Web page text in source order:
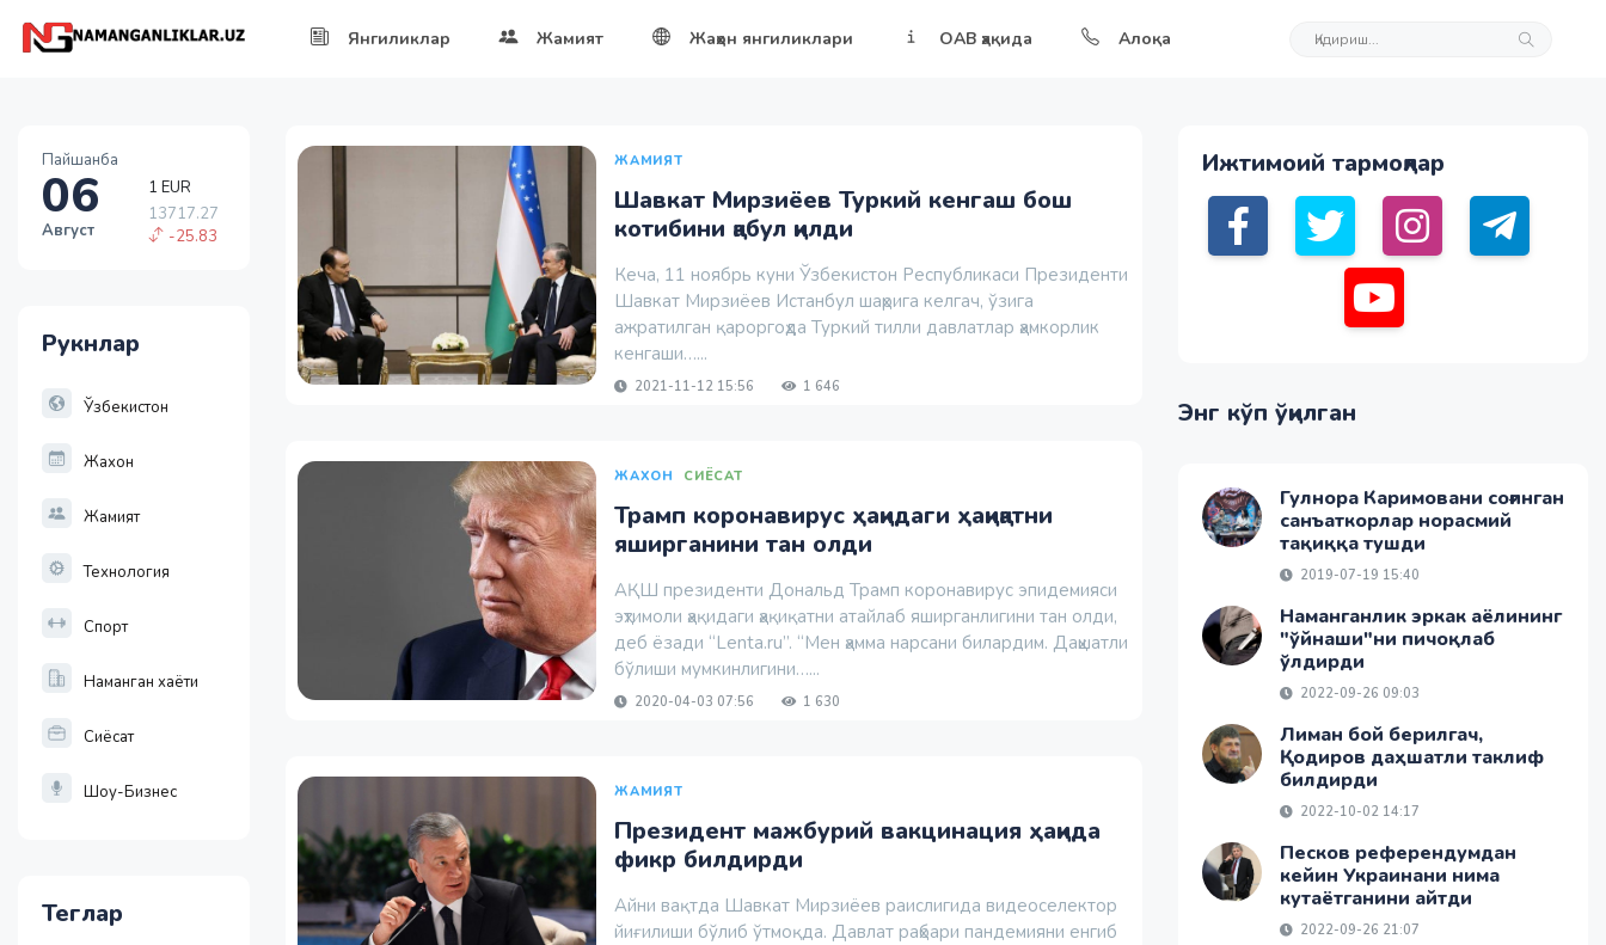
Янгиликлар Жамият Жаҳон янгиликлари ОАВ ҳақида Алоқа
Пайшанба
06
Август
13717.27
-25.83
1 RUB
13717.27
Рукнлар
Ўзбекистон
Жахон
Жамият
Технология
Спорт
Наманган хаёти
Сиёсат
Шоу-Бизнес
Теглар
ЖАМИЯТ
Шавкат Мирзиёев Туркий кенгаш бош
котибини қабул қилди
Кеча, 11 ноябрь куни Ўзбекистон Республикаси Президенти
Шавкат Мирзиёев Истанбул шаҳрига келгач, ўзига
ажратилган қароргоҳда Туркий тилли давлатлар ҳамкорлик
кенгаши…...
2021-11-12 15:56 1 646
ЖАХОН СИЁСАТ
Трамп коронавирус ҳақидаги ҳақиқатни
яширганини тан олди
АҚШ президенти Дональд Трамп коронавирус эпидемияси
эҳтимоли ҳақидаги ҳақиқатни атайлаб яширганлигини тан олди,
деб ёзади “Lenta.ru”. “Мен ҳамма нарсани билардим. Даҳшатли
бўлиши мумкинлигини…...
2020-04-03 07:56 1 630
ЖАМИЯТ
Президент мажбурий вакцинация ҳақида
фикр билдирди
Айни вақтда Шавкат Мирзиёев раислигида видеоселектор
йиғилиши бўлиб ўтмоқда. Давлат раҳбари пандемияни енгиб
Ижтимоий тармоқлар
Энг кўп ўқилган
Гулнора Каримовани соғинган
санъаткорлар норасмий
тақиққа тушди
2019-07-19 15:40
Наманганлик эркак аёлининг
"ўйнаши"ни пичоқлаб
ўлдирди
2022-09-26 09:03
Лиман бой берилгач,
Қодиров даҳшатли таклиф
билдирди
2022-10-02 14:17
Песков референдумдан
кейин Украинани нима
кутаётганини айтди
2022-09-26 21:07